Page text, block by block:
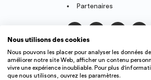
Partenaires
Suivez-nous
Nous utilisons des cookies
Nous pouvons les placer pour analyser les données
améliorer notre site Web, afficher un contenu
vivre une expérience inoubliable. Pour plus
que nous utilisons, ouvrez les paramètres.